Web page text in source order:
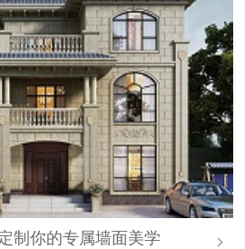
制你的专属墙面美学